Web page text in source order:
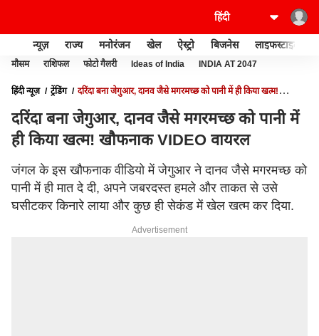
न्यूज़ राज्य मनोरंजन खेल ऐस्ट्रो बिजनेस लाइफस्टाइल
मौसम राशिफल फोटो गैलरी Ideas of India INDIA AT 2047
हिंदी न्यूज़ ट्रेंडिंग
दरिंदा बना जेगुआर, दानव जैसे मगरमच्छ को पानी में ही किया खत्म!
दरिंदा बना जेगुआर, दानव जैसे मगरमच्छ को पानी में
ही किया खत्म! खौफनाक VIDEO वायरल
जंगल के इस खौफनाक वीडियो में जेगुआर ने दानव जैसे मगरमच्छ को
पानी में ही मात दे दी, अपने जबरदस्त हमले और ताकत से उसे
घसीटकर किनारे लाया और कुछ ही सेकंड में खेल खत्म कर दिया.
Advertisement